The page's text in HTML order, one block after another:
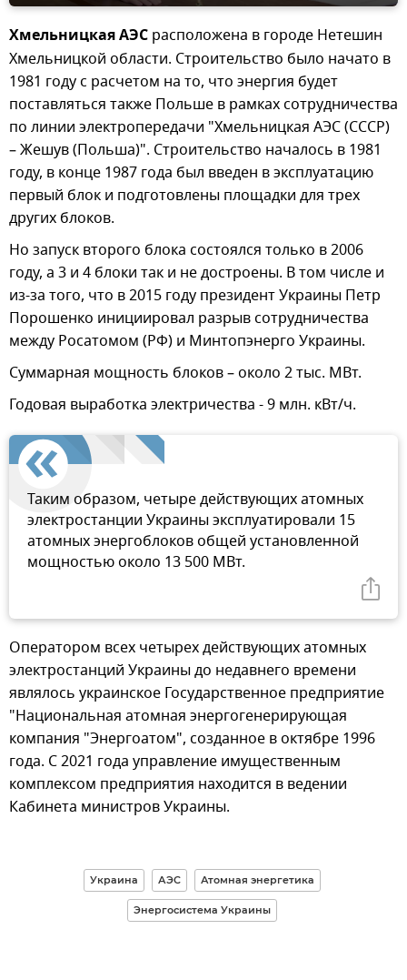
Хмельницкая АЭС расположена в городе Нетешин
Хмельницкой области. Строительство было начато в
1981 году с расчетом на то, что энергия будет
поставляться также Польше в рамках сотрудничества
по линии электропередачи "Хмельницкая АЭС (СССР)
– Жешув (Польша)". Строительство началось в 1981
году, в конце 1987 года был введен в эксплуатацию
первый блок и подготовлены площадки для трех
других блоков.
Но запуск второго блока состоялся только в 2006
году, а 3 и 4 блоки так и не достроены. В том числе и
из-за того, что в 2015 году президент Украины Петр
Порошенко инициировал разрыв сотрудничества
между Росатомом (РФ) и Минтопэнерго Украины.
Суммарная мощность блоков – около 2 тыс. МВт.
Годовая выработка электричества - 9 млн. кВт/ч.
Таким образом, четыре действующих атомных
электростанции Украины эксплуатировали 15
атомных энергоблоков общей установленной
мощностью около 13 500 МВт.
Оператором всех четырех действующих атомных
электростанций Украины до недавнего времени
являлось украинское Государственное предприятие
"Национальная атомная энергогенерирующая
компания "Энергоатом", созданное в октябре 1996
года. С 2021 года управление имущественным
комплексом предприятия находится в ведении
Кабинета министров Украины.
Украина АЭС Атомная энергетика
Энергосистема Украины